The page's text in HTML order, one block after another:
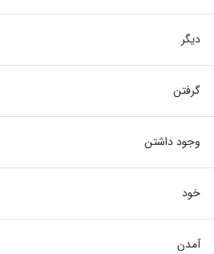
دیگر
گرفتن
وجود داشتن
خود
آمدن